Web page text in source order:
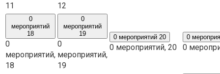
11
12
0
мероприятий
18
0
мероприятий,
18
0
мероприятий
19
0
мероприятий,
19
0 мероприятий 20
0 мероприятий, 20
0
0